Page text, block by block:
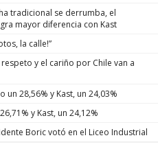
tradicional se derrumba, el
mayor diferencia con Kast
la calle!”
y el cariño por Chile van a
un 28,56% y Kast, un 24,03%
y Kast, un 24,12%
Boric votó en el Liceo Industrial